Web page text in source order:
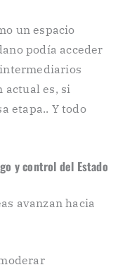
un espacio
podía acceder
actual es, si
etapa.. Y todo
y control del Estado
avanzan hacia